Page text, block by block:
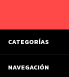
CATEGORÍAS
NAVEGACIÓN